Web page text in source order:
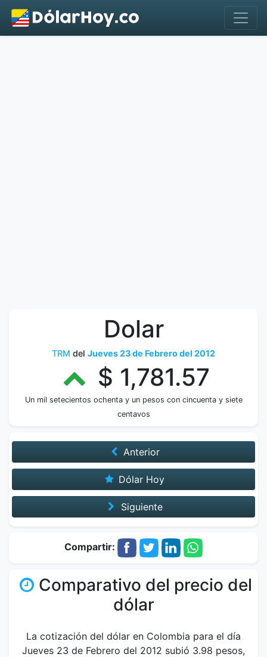
Dolar
TRM del Jueves 23 de Febrero del 2012
$ 1,781.57
Un mil setecientos ochenta y un pesos con cincuenta y siete
centavos
Anterior
Dólar Hoy
Siguiente
Compartir:
Comparativo del precio del
dólar
La cotización del dólar en Colombia para el día
Jueves 23 de Febrero del 2012 subió 3.98 pesos,